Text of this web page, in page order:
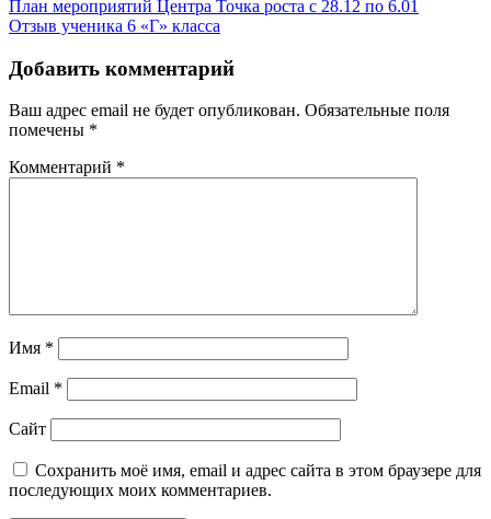
Навигация
по
записям
План мероприятий Центра Точка роста с 28.12 по 6.01
Отзыв ученика 6 «Г» класса
Добавить комментарий
Ваш адрес email не будет опубликован. Обязательные поля
помечены *
Комментарий *
Имя *
Email *
Сайт
Сохранить моё имя, email и адрес сайта в этом браузере для
последующих моих комментариев.